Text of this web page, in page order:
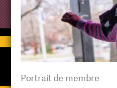
Portrait de membre